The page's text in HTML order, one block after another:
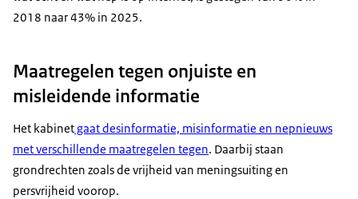
2018 naar 43% in 2025.
Maatregelen tegen onjuiste en
misleidende informatie
Het kabinetgaat desinformatie, misinformatie en nepnieuws
met verschillende maatregelen tegen. Daarbij staan
grondrechten zoals de vrijheid van meningsuiting en
persvrijheid voorop.